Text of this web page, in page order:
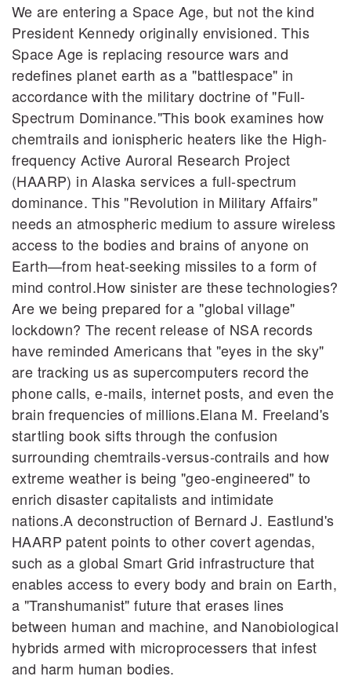
We are entering a Space Age, but not the kind
President Kennedy originally envisioned. This
Space Age is replacing resource wars and
redefines planet earth as a "battlespace" in
accordance with the military doctrine of "Full‐
Spectrum Dominance."This book examines how
chemtrails and ionispheric heaters like the High‐
frequency Active Auroral Research Project
(HAARP) in Alaska services a full‐spectrum
dominance. This "Revolution in Military Affairs"
needs an atmospheric medium to assure wireless
access to the bodies and brains of anyone on
Earth—from heat‐seeking missiles to a form of
mind control.How sinister are these technologies?
Are we being prepared for a "global village"
lockdown? The recent release of NSA records
have reminded Americans that "eyes in the sky"
are tracking us as supercomputers record the
phone calls, e‐mails, internet posts, and even the
brain frequencies of millions.Elana M. Freeland's
startling book sifts through the confusion
surrounding chemtrails‐versus‐contrails and how
extreme weather is being "geo‐engineered" to
enrich disaster capitalists and intimidate
nations.A deconstruction of Bernard J. Eastlund's
HAARP patent points to other covert agendas,
such as a global Smart Grid infrastructure that
enables access to every body and brain on Earth,
a "Transhumanist" future that erases lines
between human and machine, and Nanobiological
hybrids armed with microprocessers that infest
and harm human bodies.